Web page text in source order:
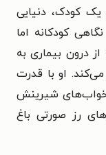
کودک، دنیایی
کودکانه اما
درون بیماری به
می‌کند. او با قدرت
خواب‌های شیرینش
رز صورتی باغ